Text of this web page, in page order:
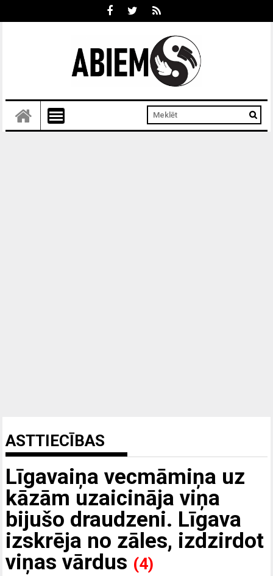
ASTTIECĪBAS
Līgavaiņa vecmāmiņa uz
kāzām uzaicināja viņa
bijušo draudzeni. Līgava
izskrēja no zāles, izdzirdot
viņas vārdus (4)